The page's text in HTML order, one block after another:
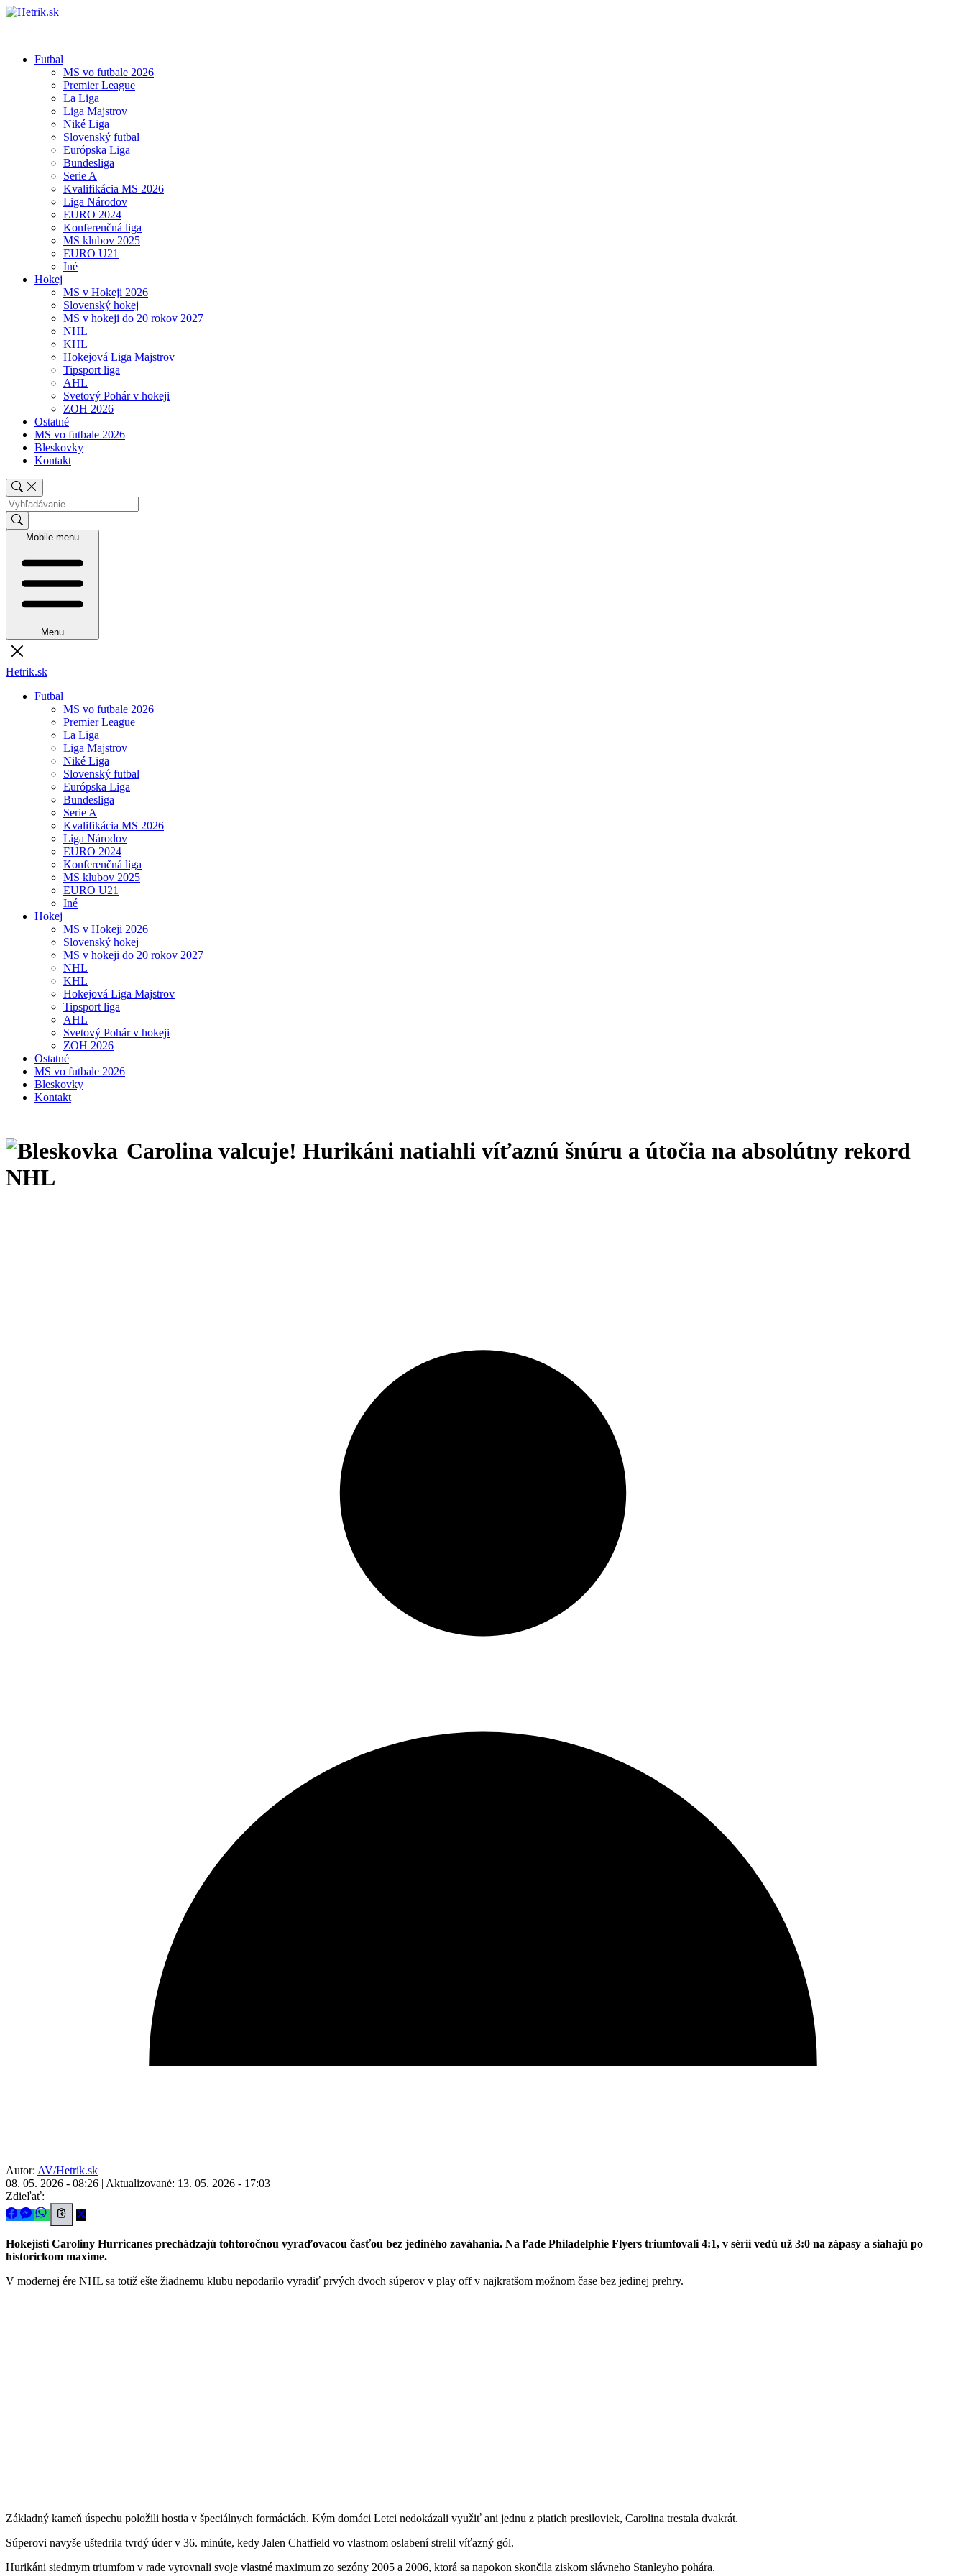
Futbal
MS vo futbale 2026
Premier League
La Liga
Liga Majstrov
Niké Liga
Slovenský futbal
Európska Liga
Bundesliga
Serie A
Kvalifikácia MS 2026
Liga Národov
EURO 2024
Konferenčná liga
MS klubov 2025
EURO U21
Iné
Hokej
MS v Hokeji 2026
Slovenský hokej
MS v hokeji do 20 rokov 2027
NHL
KHL
Hokejová Liga Majstrov
Tipsport liga
AHL
Svetový Pohár v hokeji
ZOH 2026
Ostatné
MS vo futbale 2026
Bleskovky
Kontakt
Mobile menu
Menu
Hetrik.sk
Futbal
MS vo futbale 2026
Premier League
La Liga
Liga Majstrov
Niké Liga
Slovenský futbal
Európska Liga
Bundesliga
Serie A
Kvalifikácia MS 2026
Liga Národov
EURO 2024
Konferenčná liga
MS klubov 2025
EURO U21
Iné
Hokej
MS v Hokeji 2026
Slovenský hokej
MS v hokeji do 20 rokov 2027
NHL
KHL
Hokejová Liga Majstrov
Tipsport liga
AHL
Svetový Pohár v hokeji
ZOH 2026
Ostatné
MS vo futbale 2026
Bleskovky
Kontakt
Carolina valcuje! Hurikáni natiahli víťaznú šnúru a útočia na absolútny rekord
NHL
Autor: AV/Hetrik.sk
08. 05. 2026 - 08:26 | Aktualizované: 13. 05. 2026 - 17:03
Zdieľať:
Hokejisti Caroliny Hurricanes prechádzajú tohtoročnou vyraďovacou časťou bez jediného zaváhania. Na ľade Philadelphie Flyers triumfovali 4:1, v sérii vedú už 3:0 na zápasy a siahajú po
historickom maxime.
V modernej ére NHL sa totiž ešte žiadnemu klubu nepodarilo vyradiť prvých dvoch súperov v play off v najkratšom možnom čase bez jedinej prehry.
Základný kameň úspechu položili hostia v špeciálnych formáciách. Kým domáci Letci nedokázali využiť ani jednu z piatich presiloviek, Carolina trestala dvakrát.
Súperovi navyše uštedrila tvrdý úder v 36. minúte, kedy Jalen Chatfield vo vlastnom oslabení strelil víťazný gól.
Hurikáni siedmym triumfom v rade vyrovnali svoje vlastné maximum zo sezóny 2005 a 2006, ktorá sa napokon skončila ziskom slávneho Stanleyho pohára.